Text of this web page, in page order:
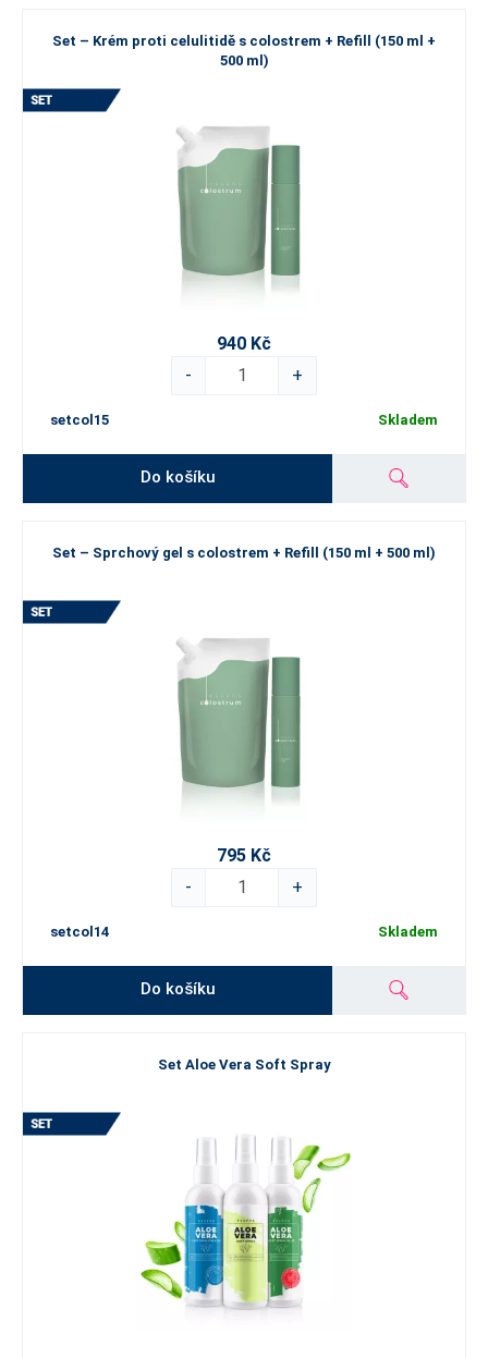
Set – Krém proti celulitidě s colostrem + Refill (150 ml +
500 ml)
940 Kč
-
+
setcol15 Skladem
Do košíku
Set – Sprchový gel s colostrem + Refill (150 ml + 500 ml)
795 Kč
-
+
setcol14 Skladem
Do košíku
Set Aloe Vera Soft Spray